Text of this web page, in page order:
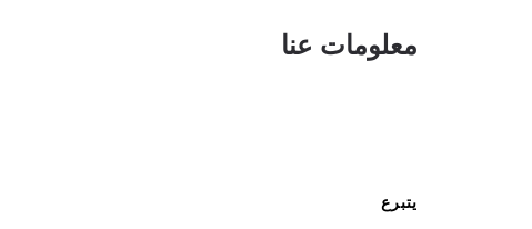
معلومات عنا
يتبرع